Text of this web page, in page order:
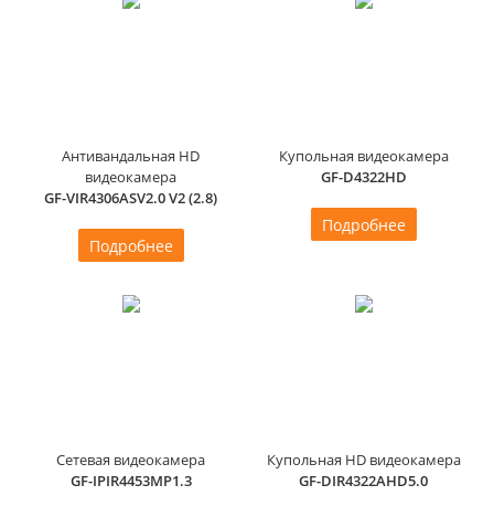
Антивандальная HD
видеокамера
GF-VIR4306ASV2.0 V2 (2.8)
Подробнее
Купольная видеокамера
GF-D4322HD
Подробнее
Сетевая видеокамера
GF-IPIR4453MP1.3
Купольная HD видеокамера
GF-DIR4322AHD5.0